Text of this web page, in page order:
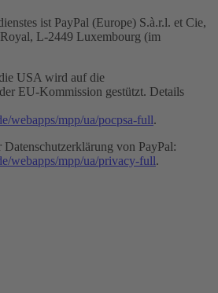
ist PayPal (Europe) S.à.r.l. et Cie,
L-2449 Luxembourg (im
USA wird auf die
EU-Kommission gestützt. Details
webapps/mpp/ua/pocpsa-full.
Datenschutzerklärung von PayPal:
webapps/mpp/ua/privacy-full.